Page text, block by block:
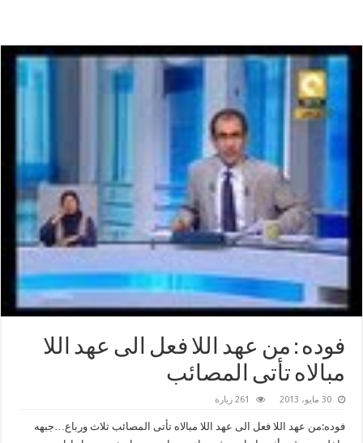
فوده : من عهد اللا فعل الى عهد اللا
مبالاه تأتى المصائب
30 مايو، 2013 261 زيارة
فوده:من عهد اللا فعل الى عهد اللا مبالاه تأتى المصائب ثلاث ورباع…جبهه